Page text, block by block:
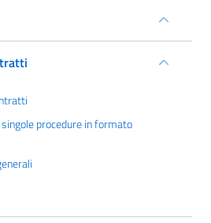
procedure in formato